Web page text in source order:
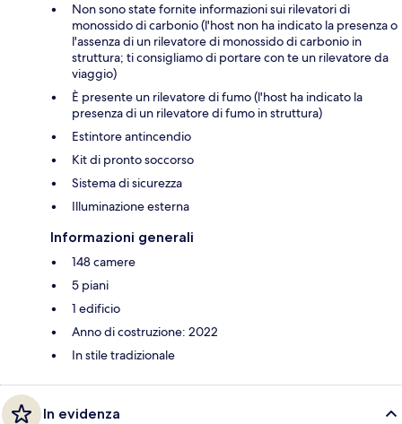
Non sono state fornite informazioni sui rilevatori di
monossido di carbonio (l'host non ha indicato la presenza o
l'assenza di un rilevatore di monossido di carbonio in
struttura; ti consigliamo di portare con te un rilevatore da
viaggio)
È presente un rilevatore di fumo (l'host ha indicato la
presenza di un rilevatore di fumo in struttura)
Estintore antincendio
Kit di pronto soccorso
Sistema di sicurezza
Illuminazione esterna
Informazioni generali
148 camere
5 piani
1 edificio
Anno di costruzione: 2022
In stile tradizionale
In evidenza